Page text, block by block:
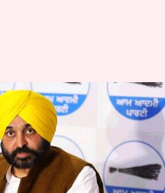
के लिए नई नीति
के बौद्धिक-शारीरिक
05:45 pm